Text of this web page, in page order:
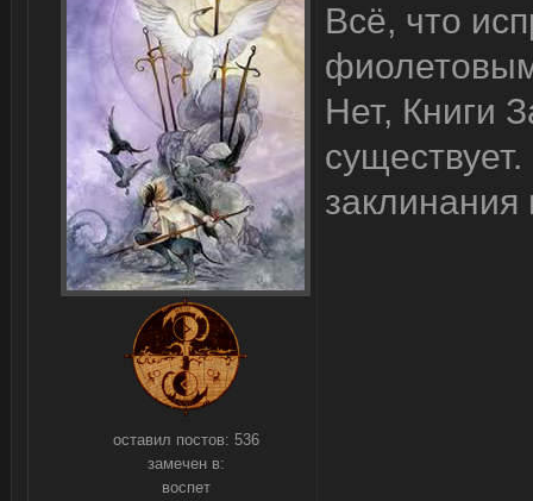
оставил постов: 536
замечен в:
воспет
Всё, что
Нет, Книги